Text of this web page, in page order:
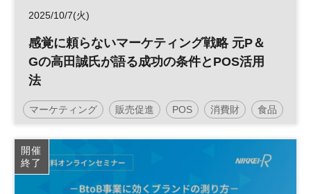
2025/10/7(火)
感覚に頼らないマーケティング戦略 元P＆
Gの高田誠氏が語る成功の条件とPOS活用
法
マーケティング 販売促進 POS 消費財 食品
営業
参加無料
開催
終了